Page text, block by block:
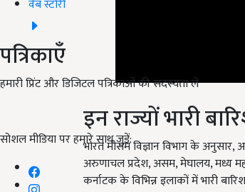
वेब स्टोरी
पत्रिकाएँ
हमारी प्रिंट और डिजिटल पत्रिकाओं की सदस्यता लें
सोशल मीडिया पर हमारे साथ जुड़ें:
इन राज्यों भारी
भारत मौसम विज्ञान विभाग के
अरुणाचल प्रदेश, असम, मेघालय, मध्य
कर्नाटक के विभिन्न इलाकों में भारी